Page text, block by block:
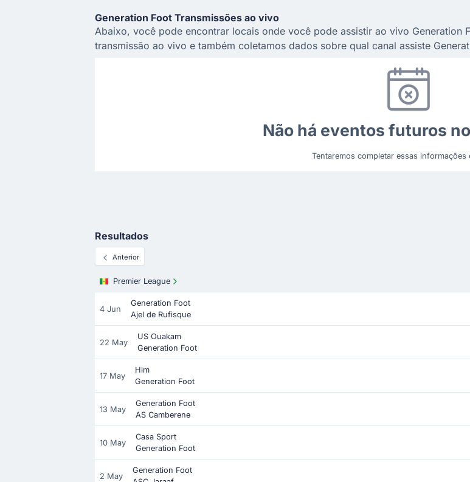
Generation Foot Transmissões ao vivo
Abaixo, você pode encontrar locais onde você pode assistir ao vivo Generation
transmissão ao vivo e também coletamos dados sobre qual canal assiste
Não há eventos futuros
Tentaremos completar essas informações
Resultados
Anterior
Premier League
4 Jun
Generation Foot
Ajel de Rufisque
22 May
US Ouakam
Generation Foot
17 May
Hlm
Generation Foot
13 May
Generation Foot
AS Camberene
10 May
Casa Sport
Generation Foot
2 May
Generation Foot